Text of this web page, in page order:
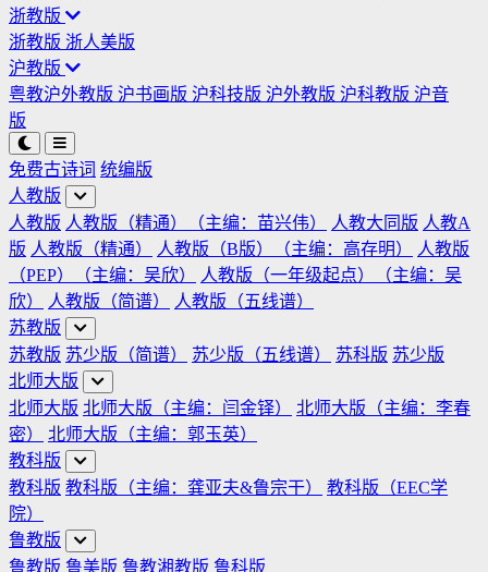
浙教版
浙教版 浙人美版
沪教版
粤教沪外教版 沪书画版 沪科技版 沪外教版 沪科教版 沪音
版
免费古诗词 统编版
人教版
人教版 人教版（精通）（主编：苗兴伟） 人教大同版 人教A
版 人教版（精通） 人教版（B版）（主编：高存明）
人教版
（PEP）（主编：吴欣）
人教版（一年级起点）（主编：吴
欣）
人教版（简谱）
人教版（五线谱）
苏教版
苏教版 苏少版（简谱） 苏少版（五线谱） 苏科版 苏少版
北师大版
北师大版 北师大版（主编：闫金铎）
北师大版（主编：李春
密）
北师大版（主编：郭玉英）
教科版
教科版 教科版（主编：龚亚夫&鲁宗干）
教科版（EEC学
院）
鲁教版
鲁教版 鲁美版 鲁教湘教版 鲁科版